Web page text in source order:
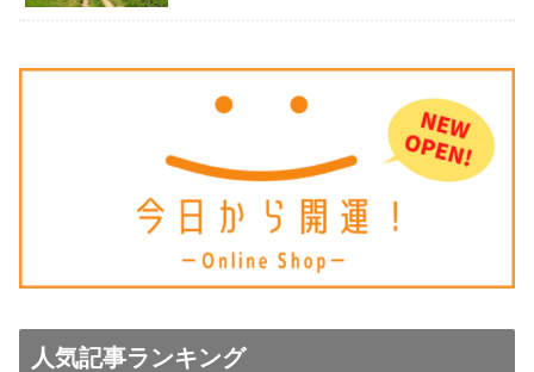
人気記事ランキング